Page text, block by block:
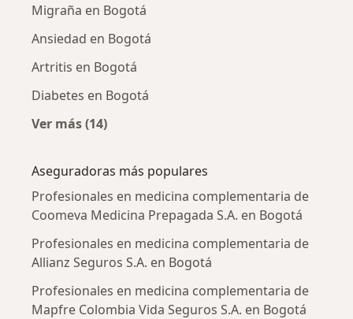
Migraña en Bogotá
Ansiedad en Bogotá
Artritis en Bogotá
Diabetes en Bogotá
Ver más (14)
Aseguradoras más populares
Profesionales en medicina complementaria de
Coomeva Medicina Prepagada S.A. en Bogotá
Profesionales en medicina complementaria de
Allianz Seguros S.A. en Bogotá
Profesionales en medicina complementaria de
Mapfre Colombia Vida Seguros S.A. en Bogotá